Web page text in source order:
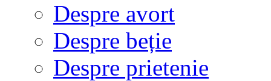
Despre avort
Despre beție
Despre prietenie